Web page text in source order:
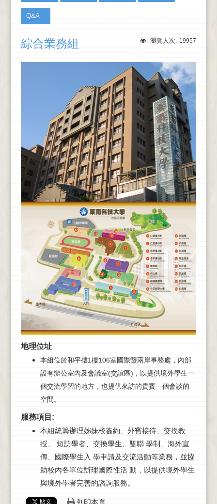
Q&A
瀏覽人次: 19957
綜合業務組
地理位址
本組位於和平樓1樓106室國際暨兩岸事務處，內部
設有辦公室內及會議室(交誼區)，以提供境外學生一
個交流學習的地方，也提供來訪的貴賓一個會談的
空間。
服務項目:
本組統籌辦理姊妹校簽約、外賓接待、交換教
授、 短訪學者、交換學生、雙聯 學制、海外宣
傳、國際學生入 學申請及交流活動等業務，並協
助校內各單位辦理國際性活 動，以提供境外學生
與境外學者完善的諮詢服務。
列印本頁